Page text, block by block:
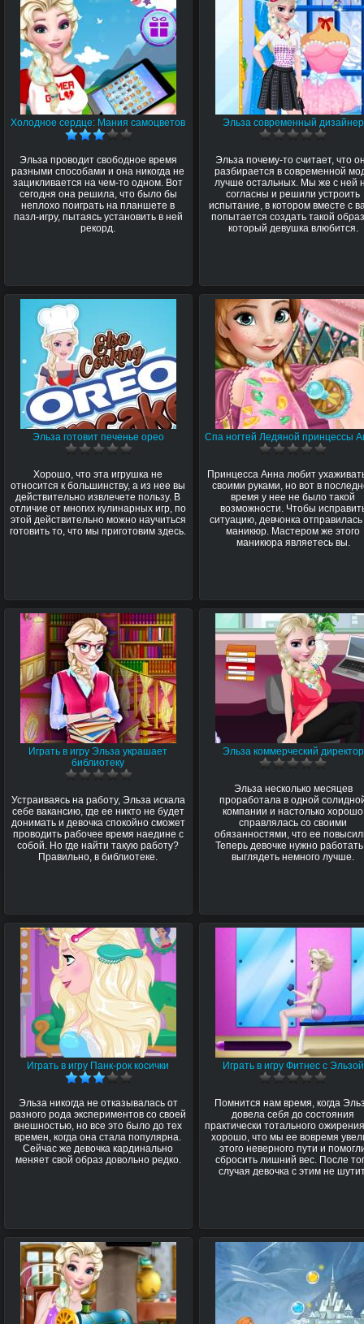
Холодное сердце: Мания самоцветов
Эльза проводит свободное время
разными способами и она никогда не
зацикливается на чем-то одном. Вот
сегодня она решила, что было бы
неплохо поиграть на планшете в
пазл-игру, пытаясь установить в ней
рекорд.
Эльза современный дизайнер
Эльза почему-то считает, что
разбирается в современной
лучше остальных. Мы же с ней
согласны и решили устроить
испытание, в котором вместе с
попытается создать такой
который девушка влюбится.
Эльза готовит печенье орео
Хорошо, что эта игрушка не
относится к большинству, а из нее вы
действительно извлечете пользу. В
отличие от многих кулинарных игр, по
этой действительно можно научиться
готовить то, что мы приготовим здесь.
Спа ногтей Ледяной принцессы
Принцесса Анна любит
своими руками, но вот в
время у нее не было такой
возможности. Чтобы
ситуацию, девчонка
маникюр. Мастером же этого
маникюра являетесь вы.
Играть в игру Эльза украшает
библиотеку
Устраиваясь на работу, Эльза искала
себе вакансию, где ее никто не будет
донимать и девочка спокойно сможет
проводить рабочее время наедине с
собой. Но где найти такую работу?
Правильно, в библиотеке.
Эльза коммерческий директор
Эльза несколько месяцев
проработала в одной
компании и настолько хорошо
справлялась со своими
обязанностями, что ее
Теперь девочке нужно
выглядеть немного лучше.
Играть в игру Панк-рок косички
Эльза никогда не отказывалась от
разного рода экспериментов со своей
внешностью, но все это было до тех
времен, когда она стала популярна.
Сейчас же девочка кардинально
меняет свой образ довольно редко.
Играть в игру Фитнес с Эльзой
Помнится нам время, когда
довела себя до состояния
практически тотального
хорошо, что мы ее вовремя
этого неверного пути и
сбросить лишний вес. После
случая девочка с этим не